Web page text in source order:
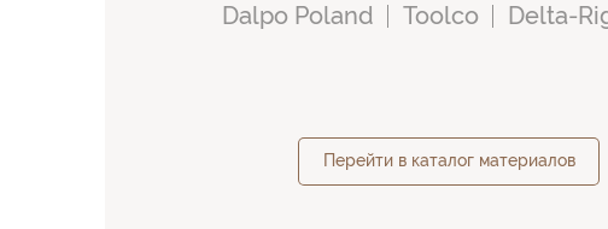
Dalpo Poland Toolco Delta-
Перейти в каталог материалов